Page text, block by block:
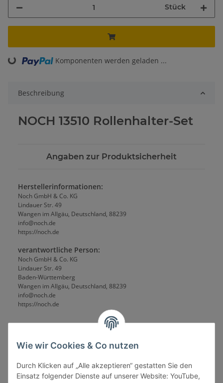
Stück
Loading... Komponenten werden geladen ...
Beschreibung
NOCH 13510 Rollenhalter-Set
Angaben zur Produktsicherheit
Herstellerinformationen:
Noch GmbH & Co. KG
Lindauer Str. 49
Wangen im Allgäu, Deutschland, 88239
info@noch.de
https://noch.de
verantwortliche Person:
Noch GmbH & Co. KG
Lindauer Str. 49
Baden-Württemberg
Wangen im Allgäu, Deutschland, 88239
info@noch.de
https://noch.de
Wie wir Cookies & Co nutzen
Durch Klicken auf „Alle akzeptieren“ gestatten Sie den
Einsatz folgender Dienste auf unserer Website: YouTube,